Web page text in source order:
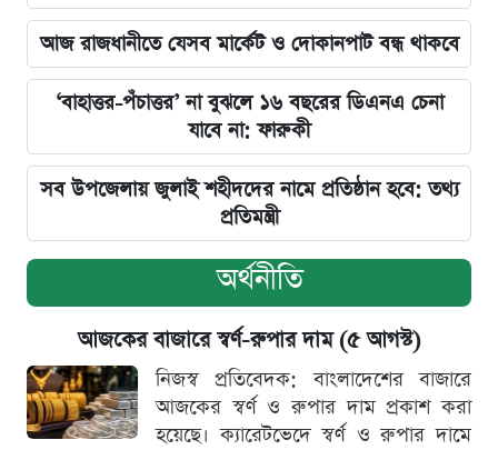
আজ রাজধানীতে যেসব মার্কেট ও দোকানপাট বন্ধ থাকবে
‘বাহাত্তর-পঁচাত্তর’ না বুঝলে ১৬ বছরের ডিএনএ চেনা
যাবে না: ফারুকী
সব উপজেলায় জুলাই শহীদদের নামে প্রতিষ্ঠান হবে: তথ্য
প্রতিমন্ত্রী
অর্থনীতি
আজকের বাজারে স্বর্ণ-রুপার দাম (৫ আগস্ট)
নিজস্ব প্রতিবেদক: বাংলাদেশের বাজারে
আজকের স্বর্ণ ও রুপার দাম প্রকাশ করা
হয়েছে। ক্যারেটভেদে স্বর্ণ ও রুপার দামে